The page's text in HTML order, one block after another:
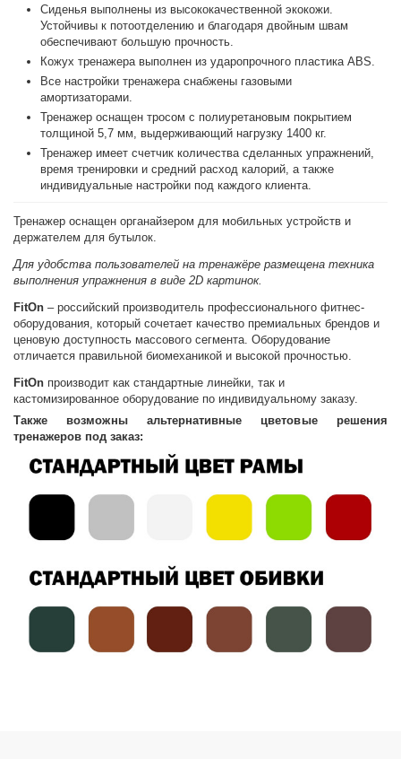
Сиденья выполнены из высококачественной экокожи.
Устойчивы к потоотделению и благодаря двойным швам
обеспечивают большую прочность.
Кожух тренажера выполнен из ударопрочного пластика ABS.
Все настройки тренажера снабжены газовыми
амортизаторами.
Тренажер оснащен тросом с полиуретановым покрытием
толщиной 5,7 мм, выдерживающий нагрузку 1400 кг.
Тренажер имеет счетчик количества сделанных упражнений,
время тренировки и средний расход калорий, а также
индивидуальные настройки под каждого клиента.
Тренажер оснащен органайзером для мобильных устройств и
держателем для бутылок.
Для удобства пользователей на тренажёре размещена техника
выполнения упражнения в виде 2D картинок.
FitOn– российский производитель профессионального фитнес-
оборудования, который сочетает качество премиальных брендов и
ценовую доступность массового сегмента. Оборудование
отличается правильной биомеханикой и высокой прочностью.
FitOn производит как стандартные линейки, так и
кастомизированное оборудование по индивидуальному заказу.
Также возможны альтернативные цветовые решения
тренажеров под заказ: